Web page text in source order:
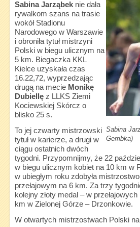
Sabina
Gembka)
Sabina Jarząbeknie dała
rywalkom szans na trasie
wokół Stadionu
Narodowego w Warszawie
i obroniła tytuł mistrzyni
Polski w biegu ulicznym na
5 km. Biegaczka KKL
Kielce uzyskała czas
16.22,72, wyprzedzając
drugą na mecie Monikę
Dubiellęz LLKS Ziemi
Kociewskiej Skórcz o
blisko 25 s.
To jej czwarty mistrzowski
tytuł w karierze, a drugi w
ciągu ostatnich dwóch
tygodni. Przypomnijmy, że 22
w biegu ulicznym kobiet na 10 km w
w ubiegłym roku zdobyła
przełajowym na 6 km. Za trzy
kolejny złoty medal – w
km w Zielonej Górze – Drzonkowie.
W otwartych mistrzostwach Polski